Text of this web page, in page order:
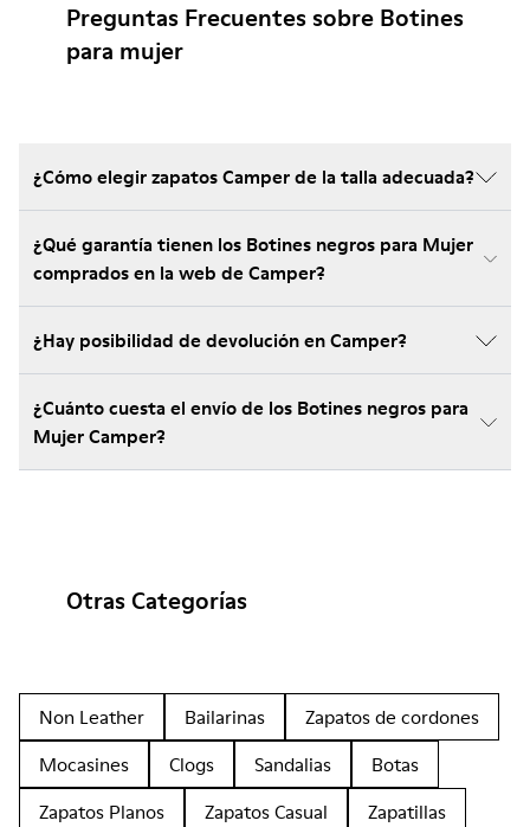
Preguntas Frecuentes sobre Botines
para mujer
¿Cómo elegir zapatos Camper de la talla adecuada?
¿Qué garantía tienen los Botines negros para Mujer
comprados en la web de Camper?
¿Hay posibilidad de devolución en Camper?
¿Cuánto cuesta el envío de los Botines negros para
Mujer Camper?
Otras Categorías
Non Leather Bailarinas
Zapatos de cordones
Mocasines
Clogs Sandalias
Botas
Zapatos Planos
Zapatos Casual
Zapatillas